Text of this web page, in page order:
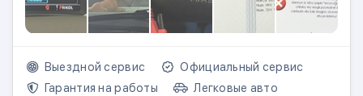
Выездной сервис
Официальный сервис
Гарантия на работы
Легковые авто